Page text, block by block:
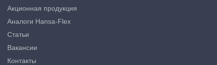
Акционная продукция
Аналоги Hansa-Flex
Статьи
Вакансии
Контакты